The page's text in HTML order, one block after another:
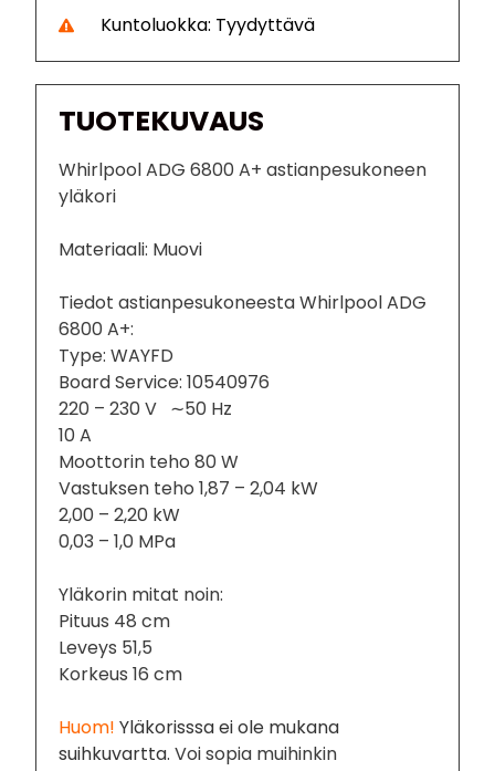
Kuntoluokka: Tyydyttävä
TUOTEKUVAUS
Whirlpool ADG 6800 A+ astianpesukoneen
yläkori
Materiaali: Muovi
Tiedot astianpesukoneesta Whirlpool ADG
6800 A+:
Type: WAYFD
Board Service: 10540976
220 – 230 V ∼50 Hz
10 A
Moottorin teho 80 W
Vastuksen teho 1,87 – 2,04 kW
2,00 – 2,20 kW
0,03 – 1,0 MPa
Yläkorin mitat noin:
Pituus 48 cm
Leveys 51,5
Korkeus 16 cm
Huom! Yläkorisssa ei ole mukana
suihkuvartta.Voi sopia muihinkin